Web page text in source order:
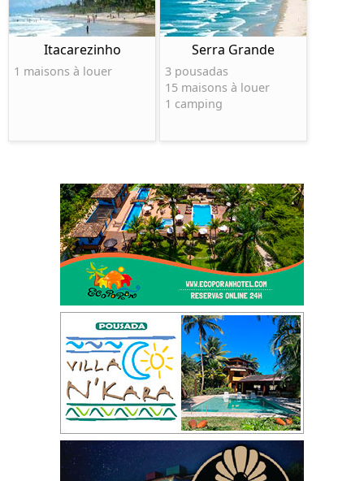
Itacarezinho
1 maisons à louer
Serra Grande
3 pousadas
15 maisons à louer
1 camping